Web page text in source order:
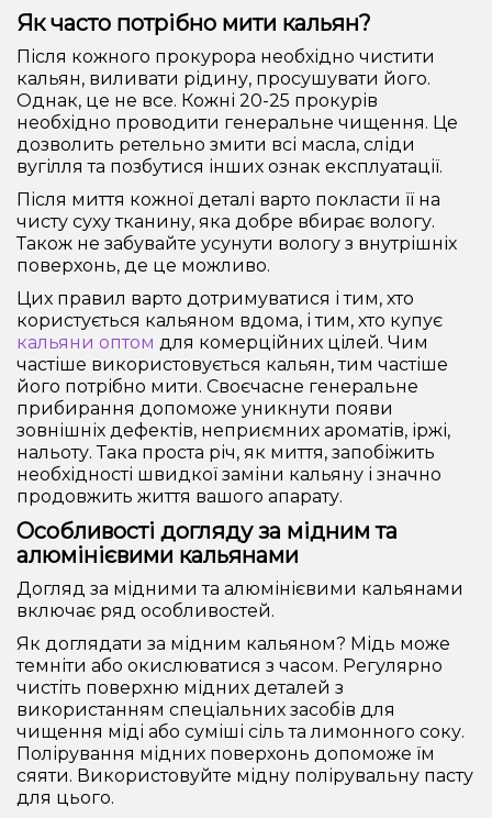
Як часто потрібно мити кальян?
Після кожного прокурора необхідно чистити
кальян, виливати рідину, просушувати його.
Однак, це не все. Кожні 20-25 прокурів
необхідно проводити генеральне чищення. Це
дозволить ретельно змити всі масла, сліди
вугілля та позбутися інших ознак експлуатації.
Після миття кожної деталі варто покласти її на
чисту суху тканину, яка добре вбирає вологу.
Також не забувайте усунути вологу з внутрішніх
поверхонь, де це можливо.
Цих правил варто дотримуватися і тим, хто
користується кальяном вдома, і тим, хто купує
кальяни оптом для комерційних цілей. Чим
частіше використовується кальян, тим частіше
його потрібно мити. Своєчасне генеральне
прибирання допоможе уникнути появи
зовнішніх дефектів, неприємних ароматів, іржі,
нальоту. Така проста річ, як миття, запобіжить
необхідності швидкої заміни кальяну і значно
продовжить життя вашого апарату.
Особливості догляду за мідним та
алюмінієвими кальянами
Догляд за мідними та алюмінієвими кальянами
включає ряд особливостей.
Як доглядати за мідним кальяном? Мідь може
темніти або окислюватися з часом. Регулярно
чистіть поверхню мідних деталей з
використанням спеціальних засобів для
чищення міді або суміші сіль та лимонного соку.
Полірування мідних поверхонь допоможе їм
сяяти. Використовуйте мідну полірувальну пасту
для цього.